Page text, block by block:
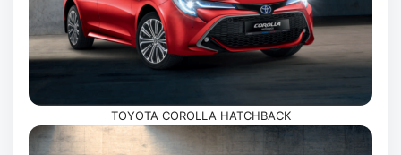
TOYOTA COROLLA HATCHBACK